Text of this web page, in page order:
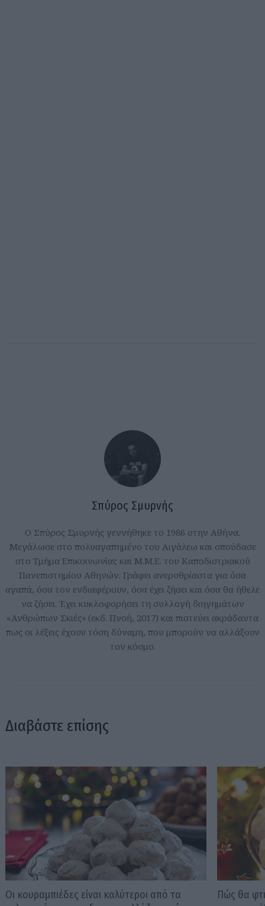
Σπύρος Σμυρνής
Ο Σπύρος Σμυρνής γεννήθηκε το 1986 στην Αθήνα.
Μεγάλωσε στο πολυαγαπημένο του Αιγάλεω και σπούδασε
στο Τμήμα Επικοινωνίας και Μ.Μ.Ε. του Καποδιστριακού
Πανεπιστημίου Αθηνών. Γράφει ανερυθρίαστα για όσα
αγαπά, όσα τον ενδιαφέρουν, όσα έχει ζήσει και όσα θα ήθελε
να ζήσει. Έχει κυκλοφορήσει τη συλλογή διηγημάτων
«Ανθρώπων Σκιές» (εκδ. Πνοή, 2017) και πιστεύει ακράδαντα
πως οι λέξεις έχουν τόση δύναμη, που μπορούν να αλλάξουν
τον κόσμο.
Διαβάστε επίσης
Οι κουραμπιέδες είναι καλύτεροι από τα
Πώς θα